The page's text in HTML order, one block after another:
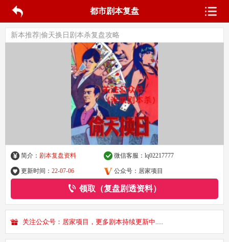
都市剧本复盘
新本推荐|偷天换日剧本杀复盘攻略
简介： 剧本复盘资料 微信客服：lq02217777
更新时间： 22-07-06 公众号：居家项目
领取（复盘剧透资料）
关注公众号：居家项目，更多剧本持续更新中.....